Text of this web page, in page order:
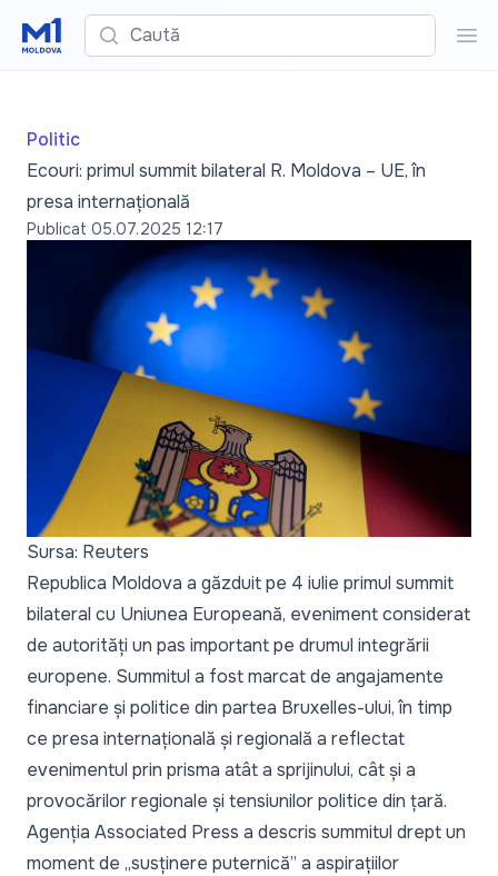
Caută
Politic
Ecouri: primul summit bilateral R. Moldova – UE, în
presa internațională
Publicat 05.07.2025 12:17
Sursa: Reuters
Republica Moldova a găzduit pe 4 iulie primul summit
bilateral cu Uniunea Europeană, eveniment considerat
de autorități un pas important pe drumul integrării
europene. Summitul a fost marcat de angajamente
financiare și politice din partea Bruxelles-ului, în timp
ce presa internațională și regională a reflectat
evenimentul prin prisma atât a sprijinului, cât și a
provocărilor regionale și tensiunilor politice din țară.
Agenția Associated Press a descris summitul drept un
moment de „susținere puternică” a aspirațiilor